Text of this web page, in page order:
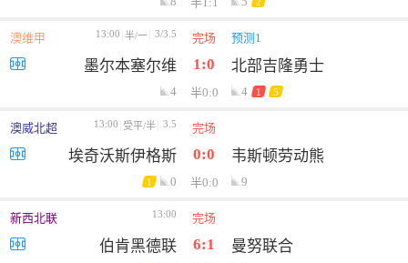
澳维甲 13:00 半/一 3/3.5 完场 预测1
墨尔本塞尔维 1:0 北部吉隆勇士
4 半0:0 4 1 5
澳威北超 13:00 受平/半 3.5 完场
埃奇沃斯伊格斯 0:0 韦斯顿劳动熊
1 0 半0:0 9
新西北联 13:00 完场
伯肯黑德联 6:1 曼努联合